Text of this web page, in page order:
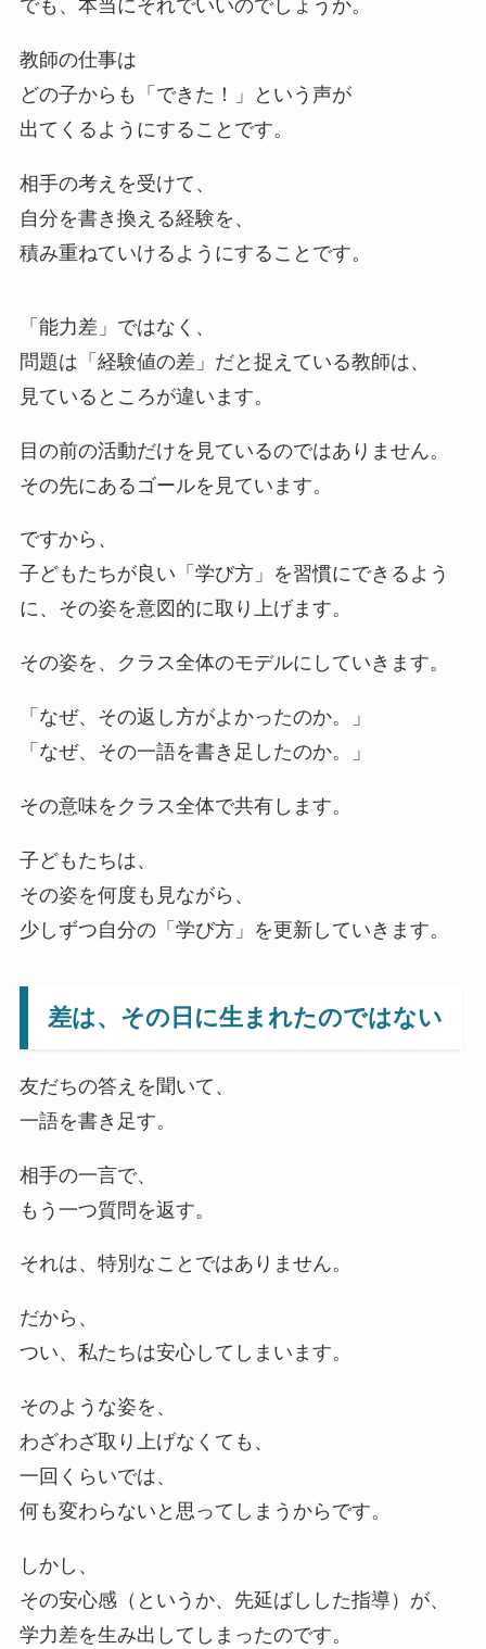
でも、本当にそれでいいのでしょうか。
教師の仕事は
どの子からも「できた！」という声が
出てくるようにすることです。
相手の考えを受けて、
自分を書き換える経験を、
積み重ねていけるようにすることです。
「能力差」ではなく、
問題は「経験値の差」だと捉えている教師は、
見ているところが違います。
目の前の活動だけを見ているのではありません。
その先にあるゴールを見ています。
ですから、
子どもたちが良い「学び方」を習慣にできるよう
に、その姿を意図的に取り上げます。
その姿を、クラス全体のモデルにしていきます。
「なぜ、その返し方がよかったのか。」
「なぜ、その一語を書き足したのか。」
その意味をクラス全体で共有します。
子どもたちは、
その姿を何度も見ながら、
少しずつ自分の「学び方」を更新していきます。
差は、その日に生まれたのではない
友だちの答えを聞いて、
一語を書き足す。
相手の一言で、
もう一つ質問を返す。
それは、特別なことではありません。
だから、
つい、私たちは安心してしまいます。
そのような姿を、
わざわざ取り上げなくても、
一回くらいでは、
何も変わらないと思ってしまうからです。
しかし、
その安心感（というか、先延ばしした指導）が、
学力差を生み出してしまったのです。